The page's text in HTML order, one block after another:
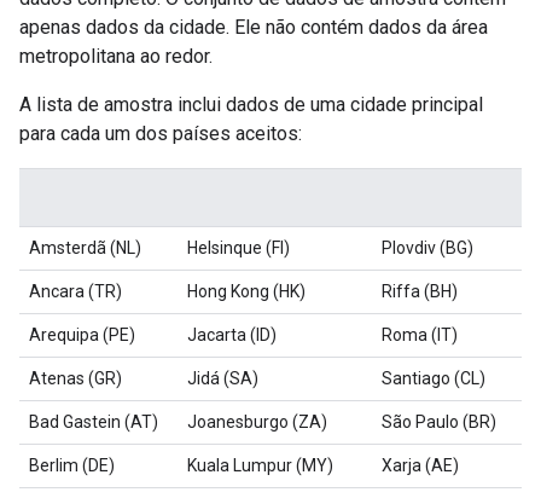
apenas dados da cidade. Ele não contém dados da área
metropolitana ao redor.
A lista de amostra inclui dados de uma cidade principal
para cada um dos países aceitos:
Amsterdã (NL) Helsinque (FI) Plovdiv (BG)
Ancara (TR) Hong Kong (HK) Riffa (BH)
Arequipa (PE) Jacarta (ID) Roma (IT)
Atenas (GR) Jidá (SA) Santiago (CL)
Bad Gastein (AT) Joanesburgo (ZA) São Paulo (BR)
Berlim (DE) Kuala Lumpur (MY) Xarja (AE)